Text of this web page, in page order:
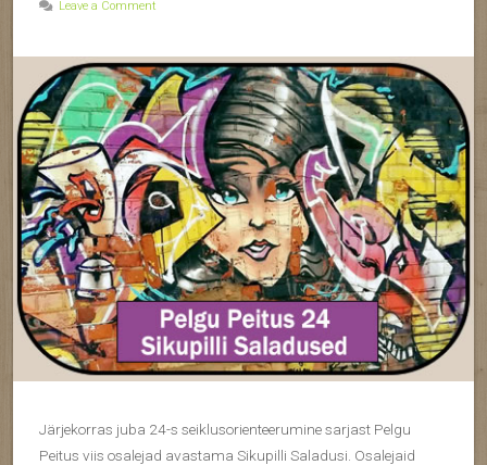
Leave a Comment
Järjekorras juba 24-s seiklusorienteerumine sarjast Pelgu
Peitus viis osalejad avastama Sikupilli Saladusi. Osalejaid